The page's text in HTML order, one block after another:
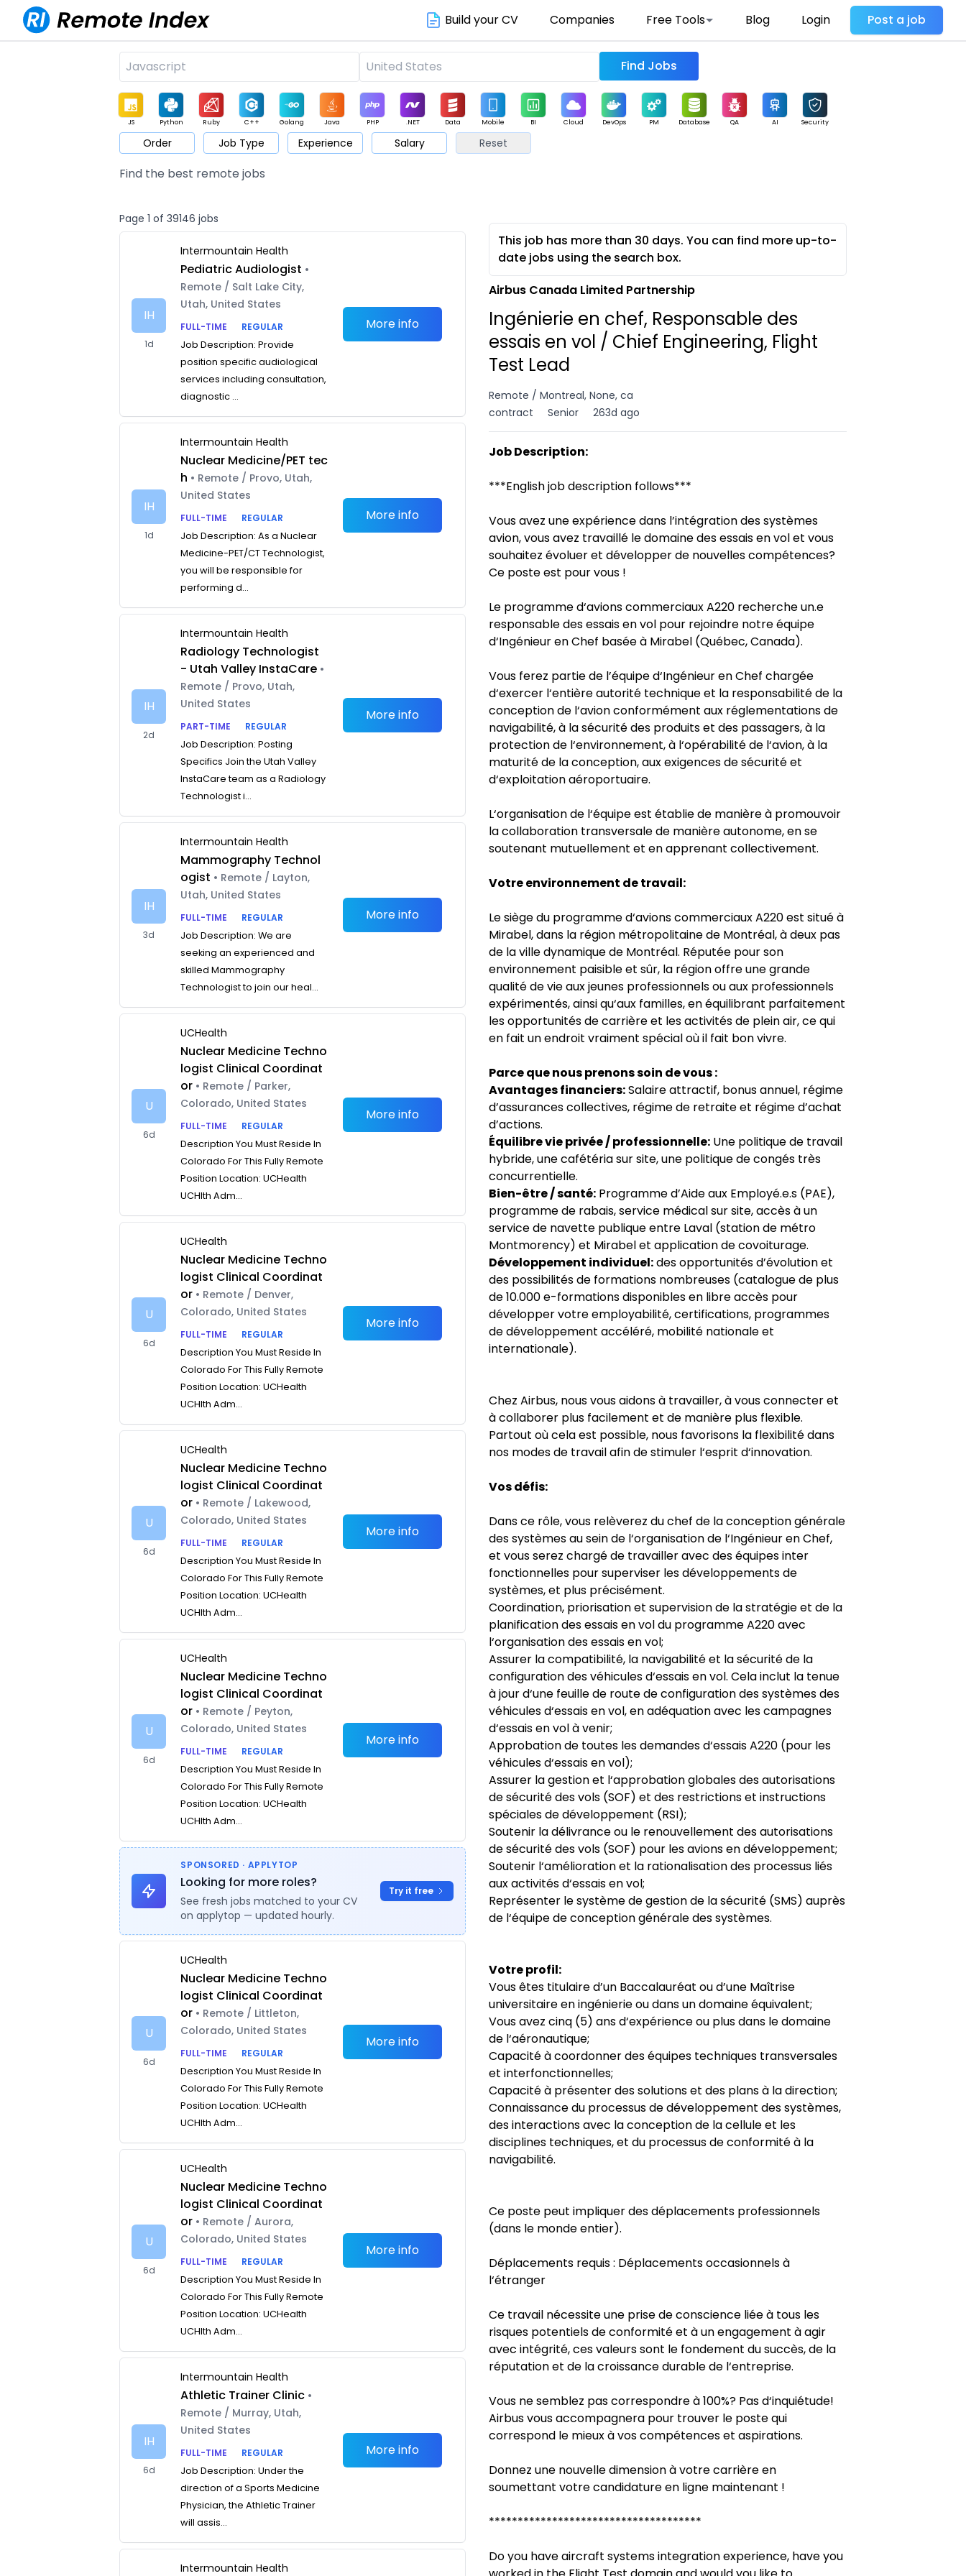
Build your CV Companies Free Tools Blog Login Post a job
Find Jobs
JS Python Ruby C++ Golang Java PHP .NET Data Mobile BI Cloud DevOps PM Database QA AI Security
Game Web3 UI / UX Architect Product Marketing Support Sales
Order Job Type Experience Salary Reset
Find the best remote jobs
Page 1 of 39146 jobs
IH
1d
Intermountain Health
Pediatric Audiologist •
Remote / Salt Lake City,
Utah, United States
FULL-TIME
REGULAR
Job Description: Provide
position specific audiological
services including consultation,
diagnostic ...
More info
IH
1d
Intermountain Health
Nuclear Medicine/PET tec
h • Remote / Provo, Utah,
United States
FULL-TIME
REGULAR
Job Description: As a Nuclear
Medicine-PET/CT Technologist,
you will be responsible for
performing d...
More info
IH
2d
Intermountain Health
Radiology Technologist
- Utah Valley InstaCare •
Remote / Provo, Utah,
United States
PART-TIME
REGULAR
Job Description: Posting
Specifics Join the Utah Valley
InstaCare team as a Radiology
Technologist i...
More info
IH
3d
Intermountain Health
Mammography Technol
ogist • Remote / Layton,
Utah, United States
FULL-TIME
REGULAR
Job Description: We are
seeking an experienced and
skilled Mammography
Technologist to join our heal...
More info
U
6d
UCHealth
Nuclear Medicine Techno
logist Clinical Coordinat
or • Remote / Parker,
Colorado, United States
FULL-TIME
REGULAR
Description You Must Reside In
Colorado For This Fully Remote
Position Location: UCHealth
UCHlth Adm...
More info
U
6d
UCHealth
Nuclear Medicine Techno
logist Clinical Coordinat
or • Remote / Denver,
Colorado, United States
FULL-TIME
REGULAR
Description You Must Reside In
Colorado For This Fully Remote
Position Location: UCHealth
UCHlth Adm...
More info
U
6d
UCHealth
Nuclear Medicine Techno
logist Clinical Coordinat
or • Remote / Lakewood,
Colorado, United States
FULL-TIME
REGULAR
Description You Must Reside In
Colorado For This Fully Remote
Position Location: UCHealth
UCHlth Adm...
More info
U
6d
UCHealth
Nuclear Medicine Techno
logist Clinical Coordinat
or • Remote / Peyton,
Colorado, United States
FULL-TIME
REGULAR
Description You Must Reside In
Colorado For This Fully Remote
Position Location: UCHealth
UCHlth Adm...
More info
SPONSORED · APPLYTOP
Looking for more roles?
See fresh jobs matched to your CV
on applytop — updated hourly.
Try it free
U
6d
UCHealth
Nuclear Medicine Techno
logist Clinical Coordinat
or • Remote / Littleton,
Colorado, United States
FULL-TIME
REGULAR
Description You Must Reside In
Colorado For This Fully Remote
Position Location: UCHealth
UCHlth Adm...
More info
U
6d
UCHealth
Nuclear Medicine Techno
logist Clinical Coordinat
or • Remote / Aurora,
Colorado, United States
FULL-TIME
REGULAR
Description You Must Reside In
Colorado For This Fully Remote
Position Location: UCHealth
UCHlth Adm...
More info
IH
6d
Intermountain Health
Athletic Trainer Clinic •
Remote / Murray, Utah,
United States
FULL-TIME
REGULAR
Job Description: Under the
direction of a Sports Medicine
Physician, the Athletic Trainer
will assis...
More info
Intermountain Health
This job has more than 30 days. You can find more up-to-
date jobs using the search box.
Airbus Canada Limited Partnership
Ingénierie en chef, Responsable des
essais en vol / Chief Engineering, Flight
Test Lead
Remote / Montreal, None, ca
contract
Senior 263d ago
Job Description:
***English job description follows***
Vous avez une expérience dans l’intégration des systèmes
avion, vous avez travaillé le domaine des essais en vol et vous
souhaitez évoluer et développer de nouvelles compétences?
Ce poste est pour vous !
Le programme d‘avions commerciaux A220 recherche un.e
responsable des essais en vol pour rejoindre notre équipe
d‘Ingénieur en Chef basée à Mirabel (Québec, Canada).
Vous ferez partie de l’équipe d‘Ingénieur en Chef chargée
d‘exercer l‘entière autorité technique et la responsabilité de la
conception de l‘avion conformément aux réglementations de
navigabilité, à la sécurité des produits et des passagers, à la
protection de l‘environnement, à l‘opérabilité de l‘avion, à la
maturité de la conception, aux exigences de sécurité et
d‘exploitation aéroportuaire.
L‘organisation de l‘équipe est établie de manière à promouvoir
la collaboration transversale de manière autonome, en se
soutenant mutuellement et en apprenant collectivement.
Votre environnement de travail:
Le siège du programme d‘avions commerciaux A220 est situé à
Mirabel, dans la région métropolitaine de Montréal, à deux pas
de la ville dynamique de Montréal. Réputée pour son
environnement paisible et sûr, la région offre une grande
qualité de vie aux jeunes professionnels ou aux professionnels
expérimentés, ainsi qu‘aux familles, en équilibrant parfaitement
les opportunités de carrière et les activités de plein air, ce qui
en fait un endroit vraiment spécial où il fait bon vivre.
Parce que nous prenons soin de vous :
Avantages financiers:Salaire attractif, bonus annuel, régime
d’assurances collectives, régime de retraite et régime d’achat
d’actions.
Équilibre vie privée / professionnelle: Une politique de travail
hybride, une cafétéria sur site, une politique de congés très
concurrentielle.
Bien-être / santé: Programme d’Aide aux Employé.e.s (PAE),
programme de rabais, service médical sur site, accès à un
service de navette publique entre Laval (station de métro
Montmorency) et Mirabel et application de covoiturage.
Développement individuel:des opportunités d’évolution et
des possibilités de formations nombreuses (catalogue de plus
de 10.000 e-formations disponibles en libre accès pour
développer votre employabilité, certifications, programmes
de développement accéléré, mobilité nationale et
internationale).
Chez Airbus, nous vous aidons à travailler, à vous connecter et
à collaborer plus facilement et de manière plus flexible.
Partout où cela est possible, nous favorisons la flexibilité dans
nos modes de travail afin de stimuler l‘esprit d‘innovation.
Vos défis:
Dans ce rôle, vous relèverez du chef de la conception générale
des systèmes au sein de l‘organisation de l‘Ingénieur en Chef,
et vous serez chargé de travailler avec des équipes inter
fonctionnelles pour superviser les développements de
systèmes, et plus précisément.
Coordination, priorisation et supervision de la stratégie et de la
planification des essais en vol du programme A220 avec
l‘organisation des essais en vol;
Assurer la compatibilité, la navigabilité et la sécurité de la
configuration des véhicules d‘essais en vol. Cela inclut la tenue
à jour d‘une feuille de route de configuration des systèmes des
véhicules d‘essais en vol, en adéquation avec les campagnes
d‘essais en vol à venir;
Approbation de toutes les demandes d‘essais A220 (pour les
véhicules d‘essais en vol);
Assurer la gestion et l‘approbation globales des autorisations
de sécurité des vols (SOF) et des restrictions et instructions
spéciales de développement (RSI);
Soutenir la délivrance ou le renouvellement des autorisations
de sécurité des vols (SOF) pour les avions en développement;
Soutenir l‘amélioration et la rationalisation des processus liés
aux activités d‘essais en vol;
Représenter le système de gestion de la sécurité (SMS) auprès
de l‘équipe de conception générale des systèmes.
Votre profil:
Vous êtes titulaire d’un Baccalauréat ou d’une Maîtrise
universitaire en ingénierie ou dans un domaine équivalent;
Vous avez cinq (5) ans d‘expérience ou plus dans le domaine
de l‘aéronautique;
Capacité à coordonner des équipes techniques transversales
et interfonctionnelles;
Capacité à présenter des solutions et des plans à la direction;
Connaissance du processus de développement des systèmes,
des interactions avec la conception de la cellule et les
disciplines techniques, et du processus de conformité à la
navigabilité.
Ce poste peut impliquer des déplacements professionnels
(dans le monde entier).
Déplacements requis : Déplacements occasionnels à
l‘étranger
Ce travail nécessite une prise de conscience liée à tous les
risques potentiels de conformité et à un engagement à agir
avec intégrité, ces valeurs sont le fondement du succès, de la
réputation et de la croissance durable de l‘entreprise.
Vous ne semblez pas correspondre à 100%? Pas d‘inquiétude!
Airbus vous accompagnera pour trouver le poste qui
correspond le mieux à vos compétences et aspirations.
Donnez une nouvelle dimension à votre carrière en
soumettant votre candidature en ligne maintenant !
*************************************
Do you have aircraft systems integration experience, have you